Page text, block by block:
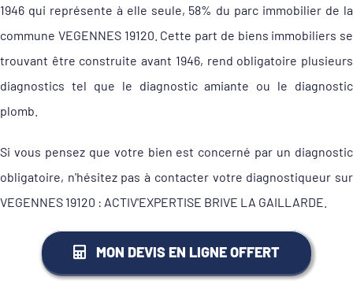
1946 qui représente à elle seule, 58% du parc immobilier de la
commune VEGENNES 19120. Cette part de biens immobiliers se
trouvant être construite avant 1946, rend obligatoire plusieurs
diagnostics tel que le diagnostic amiante ou le diagnostic
plomb.
Si vous pensez que votre bien est concerné par un diagnostic
obligatoire, n'hésitez pas à contacter votre diagnostiqueur sur
VEGENNES 19120 : ACTIV'EXPERTISE BRIVE LA GAILLARDE.
MON DEVIS EN LIGNE OFFERT